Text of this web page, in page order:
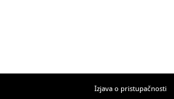
Izjava o pristupačnosti